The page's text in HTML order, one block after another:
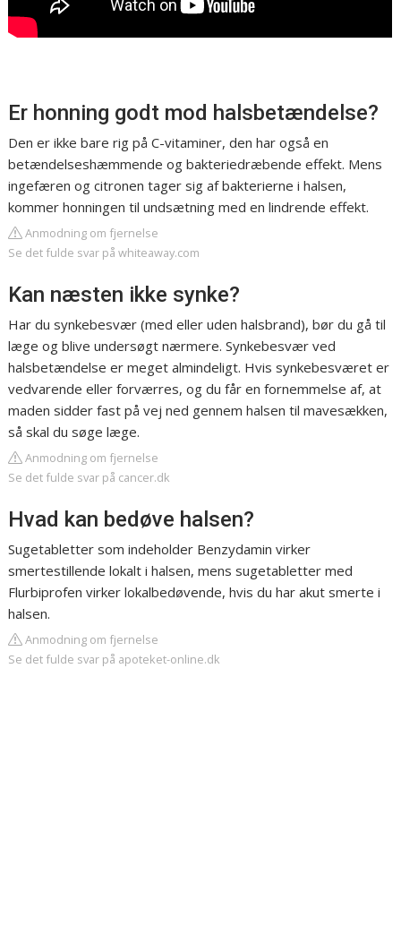
Er honning godt mod halsbetændelse?
Den er ikke bare rig på C-vitaminer, den har også en
betændelseshæmmende og bakteriedræbende effekt. Mens
ingefæren og citronen tager sig af bakterierne i halsen,
kommer honningen til undsætning med en lindrende effekt.
Anmodning om fjernelse
Se det fulde svar på whiteaway.com
Kan næsten ikke synke?
Har du synkebesvær (med eller uden halsbrand), bør du gå til
læge og blive undersøgt nærmere. Synkebesvær ved
halsbetændelse er meget almindeligt. Hvis synkebesværet er
vedvarende eller forværres, og du får en fornemmelse af, at
maden sidder fast på vej ned gennem halsen til mavesækken,
så skal du søge læge.
Anmodning om fjernelse
Se det fulde svar på cancer.dk
Hvad kan bedøve halsen?
Sugetabletter som indeholder Benzydamin virker
smertestillende lokalt i halsen, mens sugetabletter med
Flurbiprofen virker lokalbedøvende, hvis du har akut smerte i
halsen.
Anmodning om fjernelse
Se det fulde svar på apoteket-online.dk